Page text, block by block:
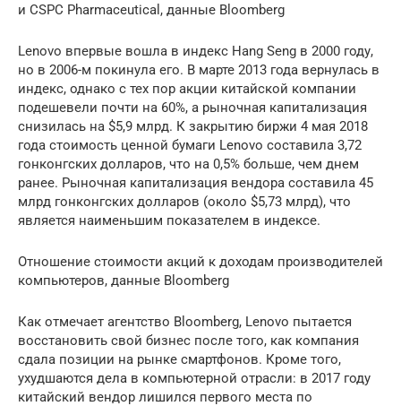
и CSPC Pharmaceutical, данные Bloomberg
Lenovo впервые вошла в индекс Hang Seng в 2000 году,
но в 2006-м покинула его. В марте 2013 года вернулась в
индекс, однако с тех пор акции китайской компании
подешевели почти на 60%, а рыночная капитализация
снизилась на $5,9 млрд. К закрытию биржи 4 мая 2018
года стоимость ценной бумаги Lenovo составила 3,72
гонконгских долларов, что на 0,5% больше, чем днем
ранее. Рыночная капитализация вендора составила 45
млрд гонконгских долларов (около $5,73 млрд), что
является наименьшим показателем в индексе.
Отношение стоимости акций к доходам производителей
компьютеров, данные Bloomberg
Как отмечает агентство Bloomberg, Lenovo пытается
восстановить свой бизнес после того, как компания
сдала позиции на рынке смартфонов. Кроме того,
ухудшаются дела в компьютерной отрасли: в 2017 году
китайский вендор лишился первого места по